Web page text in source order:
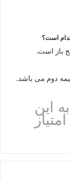
است؟
باز است.
دوم می باشد.
این